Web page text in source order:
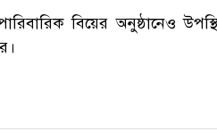
বিয়ের অনুষ্ঠানেও